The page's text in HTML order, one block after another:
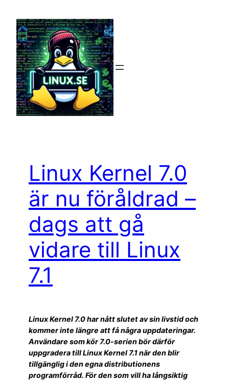
innehåll
Linux Kernel 7.0
är nu föråldrad –
dags att gå
vidare till Linux
7.1
Linux Kernel 7.0 har nått slutet av sin livstid och
kommer inte längre att få några uppdateringar.
Användare som kör 7.0-serien bör därför
uppgradera till Linux Kernel 7.1 när den blir
tillgänglig i den egna distributionens
programförråd. För den som vill ha långsiktig